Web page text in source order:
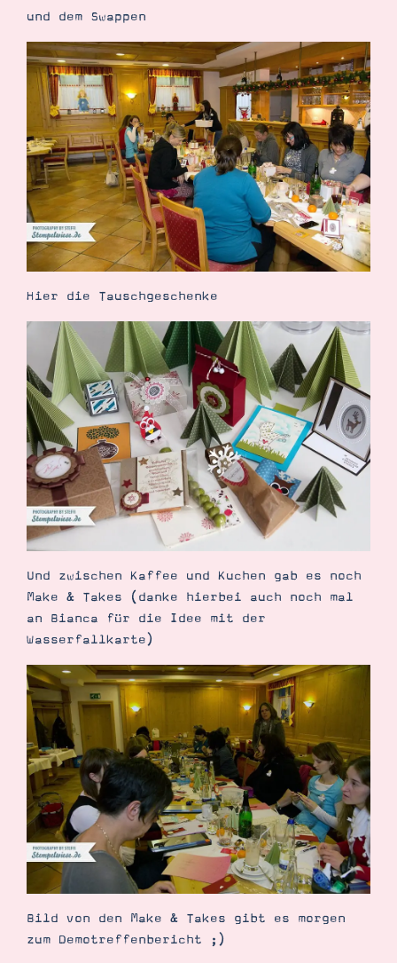
und dem Swappen
Hier die Tauschgeschenke
Und zwischen Kaffee und Kuchen gab es noch
Make & Takes (danke hierbei auch noch mal
an Bianca für die Idee mit der
Wasserfallkarte)
Bild von den Make & Takes gibt es morgen
zum Demotreffenbericht ;)